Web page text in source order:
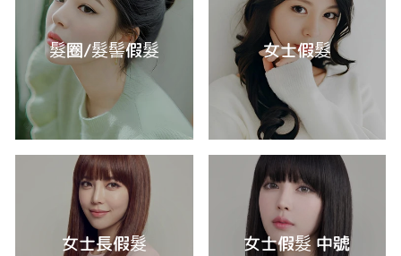
髮圈/髮髻假髮 女士假髮
女士長假髮 女士假髮 中號